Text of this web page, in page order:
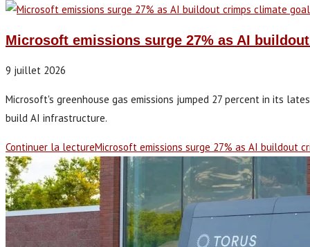
Microsoft emissions surge 27% as AI
9 juillet 2026
Microsoft's greenhouse gas emissions jumped 27 percent in its
build AI infrastructure.
Continuer la lectureMicrosoft emissions surge 27% as AI buildout